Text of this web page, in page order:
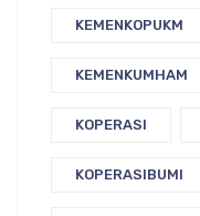
KEMENKOPUKM
KEMENKUMHAM
KOPERASI
KOPERASIBUMI